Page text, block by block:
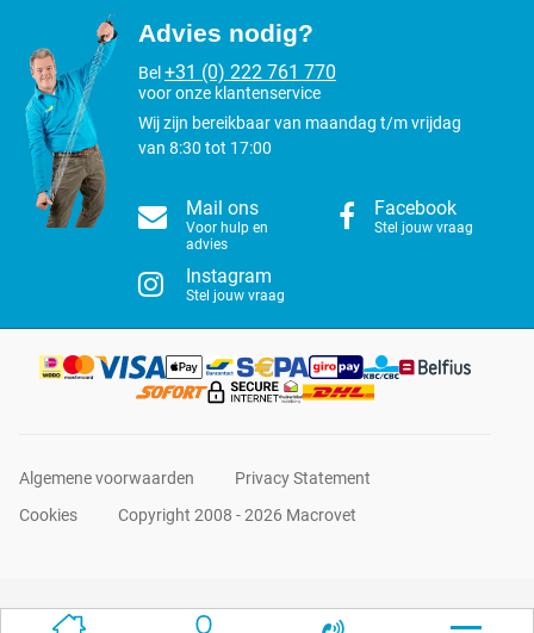
Advies nodig?
Bel+31 (0) 222 761 770
voor onze klantenservice
Wij zijn bereikbaar van maandag t/m vrijdag
van 8:30 tot 17:00
Mail ons
Voor hulp en
advies
Facebook
Stel jouw vraag
Instagram
Stel jouw vraag
Algemene voorwaarden
Privacy Statement
Cookies
Copyright 2008 - 2026 Macrovet